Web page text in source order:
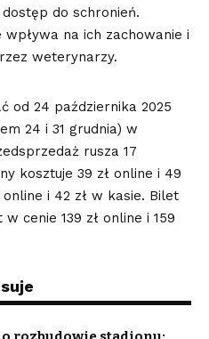
do schronień.
na ich zachowanie i
weterynarzy.
od 24 października 2025
24 i 31 grudnia) w
rusza 17
kosztuje 39 zł online i 49
i 42 zł w kasie. Bilet
cenie 139 zł online i 159